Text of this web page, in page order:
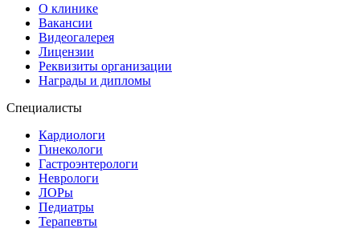
О клинике
Вакансии
Видеогалерея
Лицензии
Реквизиты организации
Награды и дипломы
Специалисты
Кардиологи
Гинекологи
Гастроэнтерологи
Неврологи
ЛОРы
Педиатры
Терапевты